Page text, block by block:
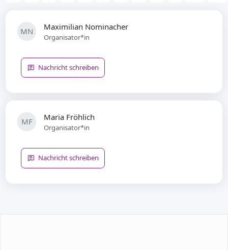
MN Maximilian Nominacher
Organisator*in
Nachricht schreiben
MF Maria Fröhlich
Organisator*in
Nachricht schreiben